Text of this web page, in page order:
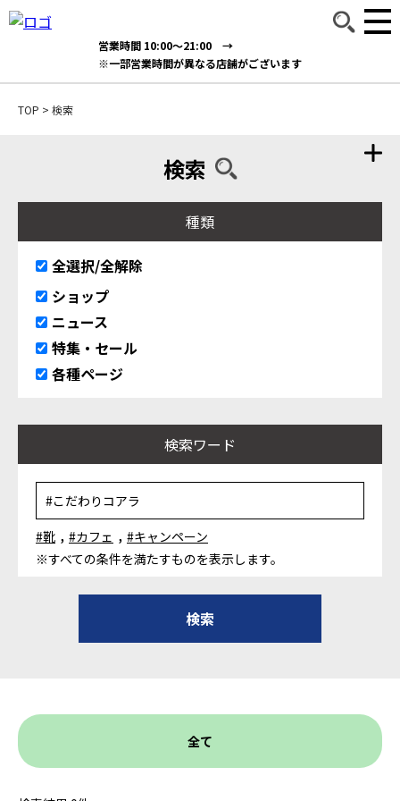
営業時間 10:00～21:00 →
※一部営業時間が異なる店舗がございます
TOP > 検索
検索
種類
全選択/全解除
ショップ
ニュース
特集・セール
各種ページ
検索ワード
#靴 , #カフェ , #キャンペーン
※すべての条件を満たすものを表示します。
全て